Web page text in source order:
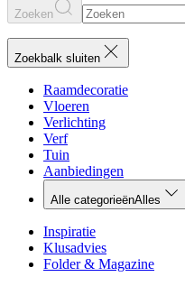
Zoeken
Zoekbalk sluiten
Raamdecoratie
Vloeren
Verlichting
Verf
Tuin
Aanbiedingen
Alle categorieënAlles
Inspiratie
Klusadvies
Folder & Magazine